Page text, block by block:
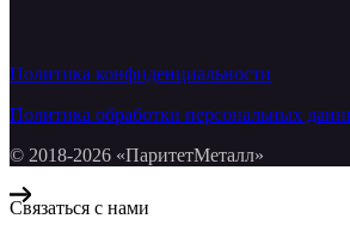
Политика конфиденциальности
Политика обработки персональных
© 2018-2026 «ПаритетМеталл»
Связаться с нами